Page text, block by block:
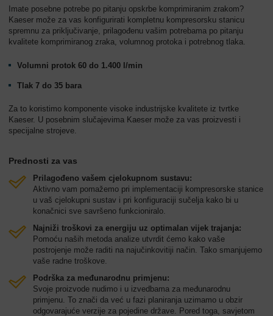
Imate posebne potrebe po pitanju opskrbe komprimiranim zrakom?
Kaeser može za vas konfigurirati kompletnu kompresorsku stanicu
spremnu za priključivanje, prilagođenu vašim potrebama po pitanju
kvalitete komprimiranog zraka, volumnog protoka i potrebnog tlaka.
Volumni protok 60 do 1.400 l/min
Tlak 7 do 35 bara
Za to koristimo komponente visoke industrijske kvalitete iz tvrtke
Kaeser. U posebnim slučajevima Kaeser može za vas proizvesti i
specijalne strojeve.
Prednosti za vas
Prilagođeno vašem cjelokupnom sustavu:
Aktivno vam pomažemo pri implementaciji kompresorske stanice
u vaš cjelokupni sustav i pri konfiguraciji sučelja kako bi u
konačnici sve savršeno funkcioniralo.
Najniži troškovi za energiju uz optimalan vijek trajanja:
Pomoću naših metoda analize utvrdit ćemo kako vaše
postrojenje može raditi na najučinkovitiji način. Tako smanjujemo
vaše radne troškove.
Podrška za međunarodnu primjenu:
Svoje proizvode nudimo i u izvedbama za međunarodnu
primjenu. To znači da već u fazi planiranja uzimamo u obzir
odgovarajuće verzije za pojedine države. Pored toga, savjetom